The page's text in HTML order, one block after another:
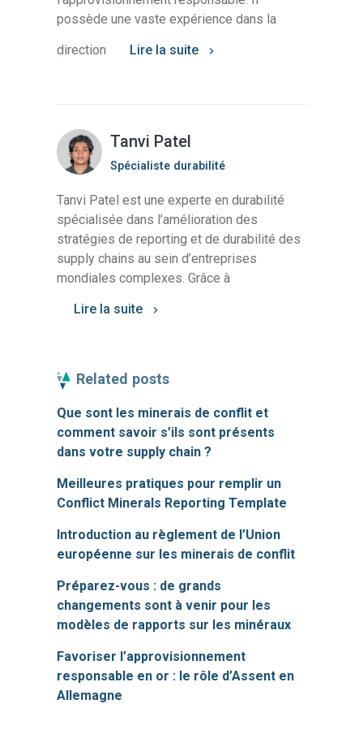
possède une vaste expérience dans la
direction
Lire la suite
Tanvi Patel
Spécialiste durabilité
Tanvi Patel est une experte en durabilité
spécialisée dans l’amélioration des
stratégies de reporting et de durabilité des
supply chains au sein d’entreprises
mondiales complexes. Grâce à
Lire la suite
Related posts
Que sont les minerais de conflit et
comment savoir s’ils sont présents
dans votre supply chain ?
Meilleures pratiques pour remplir un
Conflict Minerals Reporting Template
Introduction au règlement de l’Union
européenne sur les minerais de conflit
Préparez-vous : de grands
changements sont à venir pour les
modèles de rapports sur les minéraux
Favoriser l’approvisionnement
responsable en or : le rôle d’Assent en
Allemagne